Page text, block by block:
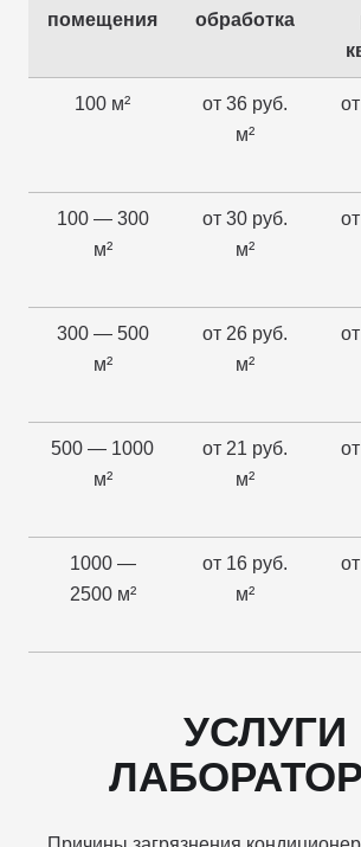
помещения
обработка
100 м²
от 36 руб.
м²
100 — 300
м²
от 30 руб.
м²
300 — 500
м²
от 26 руб.
м²
500 — 1000
м²
от 21 руб.
м²
1000 —
2500 м²
от 16 руб.
м²
УСЛУГИ